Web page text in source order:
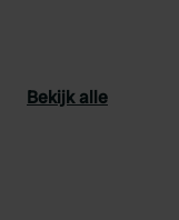
Bekijk alle